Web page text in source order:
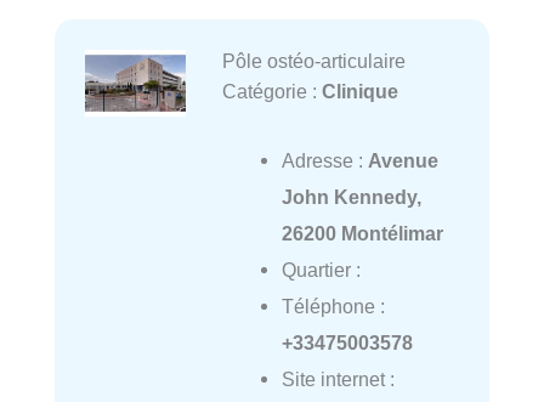
Pôle ostéo-articulaire
Catégorie : Clinique
Adresse : Avenue
John Kennedy,
26200 Montélimar
Quartier :
Téléphone :
+33475003578
Site internet :